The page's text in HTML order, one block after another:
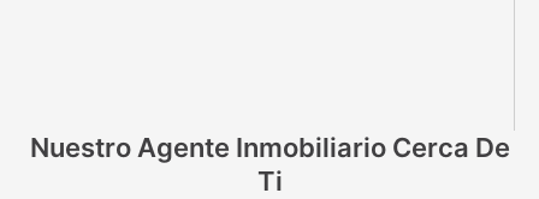
Nuestro Agente Inmobiliario Cerca De
Ti